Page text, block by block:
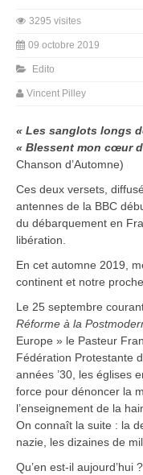
3295 visites
09 octobre 2019
Edito
Vincent Pilley
« Les sanglots longs
« Blessent mon cœur
Chanson d’Automne)
Ces deux versets,
antennes de la BBC
du débarquement en
libération.
En cet automne 2019,
continent et notre
Le 25 septembre
Réforme à la
Europe » le Pasteur
Fédération Protestante
années ’30, les églises
force pour dénoncer la
l’enseignement de la
On connaît la suite : la
nazie, les dizaines de
Qu’en est-il aujourd’hui ?